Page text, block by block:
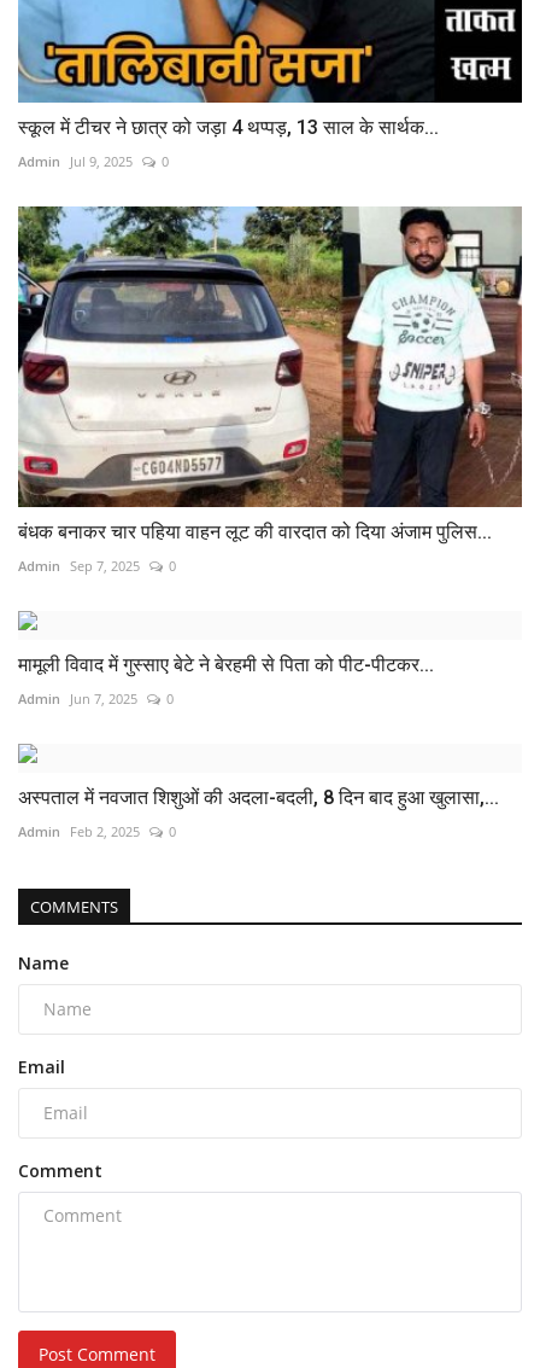
स्कूल में टीचर ने छात्र को जड़ा 4 थप्पड़, 13 साल के सार्थक...
Admin Jul 9, 2025 0
बंधक बनाकर चार पहिया वाहन लूट की वारदात को दिया अंजाम पुलिस...
Admin Sep 7, 2025 0
मामूली विवाद में गुस्साए बेटे ने बेरहमी से पिता को पीट-पीटकर...
Admin Jun 7, 2025 0
अस्पताल में नवजात शिशुओं की अदला-बदली, 8 दिन बाद हुआ खुलासा,...
Admin Feb 2, 2025 0
COMMENTS
Name
Email
Comment
Post Comment